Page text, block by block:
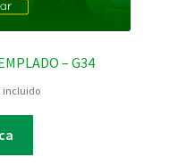
– G34
incluido